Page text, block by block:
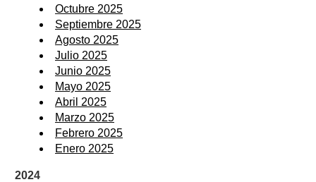
Octubre 2025
Septiembre 2025
Agosto 2025
Julio 2025
Junio 2025
Mayo 2025
Abril 2025
Marzo 2025
Febrero 2025
Enero 2025
2024